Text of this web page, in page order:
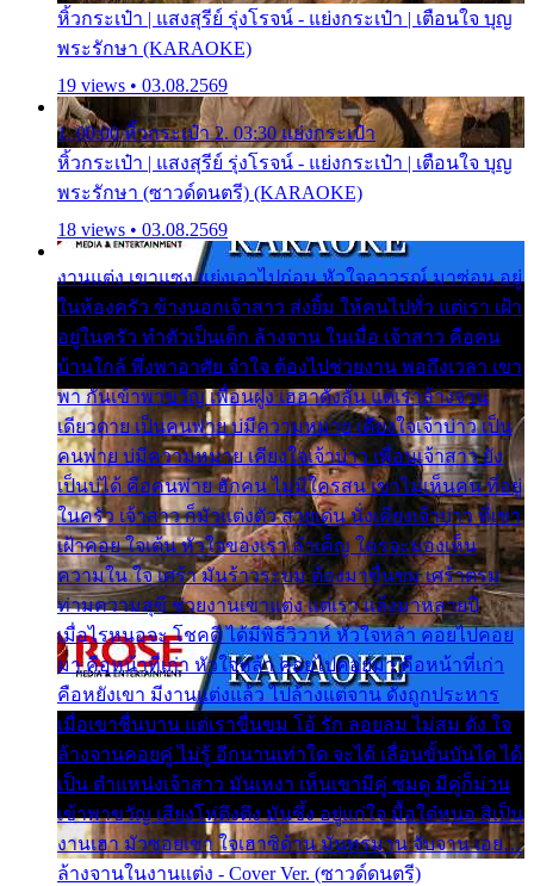
หิ้วกระเป๋า | แสงสุรีย์ รุ่งโรจน์ - แย่งกระเป๋า | เตือนใจ บุญ
พระรักษา (KARAOKE)
19 views • 03.08.2569
1. 00:00 หิ้วกระเป๋า 2. 03:30 แย่งกระเป๋า
หิ้วกระเป๋า | แสงสุรีย์ รุ่งโรจน์ - แย่งกระเป๋า | เตือนใจ บุญ
พระรักษา (ซาวด์ดนตรี) (KARAOKE)
18 views • 03.08.2569
งานแต่ง เขาแซง แย่งเอาไปก่อน หัวใจอาวรณ์ มาซ่อน อยู่
ในห้องครัว ข้างนอกเจ้าสาว ส่งยิ้ม ให้คนไปทั่ว แต่เรา เฝ้า
อยู่ในครัว ทำตัวเป็นเด็ก ล้างจาน ในเมื่อ เจ้าสาว คือคน
บ้านใกล้ พึ่งพาอาศัย จำใจ ต้องไปช่วยงาน พอถึงเวลา เขา
พา กันเข้าพาขวัญ เพื่อนฝูง เฮฮาดังลั่น แต่เราล้างจาน
เดียวดาย เป็นคนพ่าย บ่มีความหมาย เคียงใจเจ้าบ่าว เป็น
คนพ่าย บ่มีความหมาย เคียงใจเจ้าบ่าว เพื่อนเจ้าสาว ยัง
เป็นบ่ได้ คือคนพ่าย ฮักคน ไม่มีใครสน เขาไม่เห็นคน ที่อยู่
ในครัว เจ้าสาว ก็มัวแต่งตัว สวยเด่น นั่งเคียงเจ้าบ่าว ที่เขา
เฝ้าคอย ใจเต้น หัวใจของเรา ลำเค็ญ ใครจะมองเห็น
ความใน ใจ เศร้า มันร้าวระบม ต้องมาขื่นขม เศร้าตรม
ท่ามความสุขี ช่วยงานเขาแต่ง แต่เรา แล้งมาหลายปี
เมื่อไรหนอจะ โชคดี ได้มีพิธีวิวาห์ หัวใจหล้า คอยไปคอย
มา คือหน้าที่เก่า หัวใจหล้า คอยไปคอยมา คือหน้าที่เก่า
คือหยังเขา มีงานแต่งแล้ว ไปล้างแต่จาน ดั่งถูกประหาร
เมื่อเขาชื่นบาน แต่เราขื่นขม โอ้ รัก ลอยลม ไม่สม ดัง ใจ
ล้างจานคอยคู่ ไม่รู้ อีกนานเท่าใด จะได้ เลื่อนขั้นบันได ได้
เป็น ตำแหน่งเจ้าสาว มันเหงา เห็นเขามีคู่ ซมดู มีคู่ก็ม่วน
เข้าพาขวัญ เสียงโห่ตึงตึง มันซึ้ง อยู่แก่ใจ มื้อใด๋หนอ สิเป็น
งานเฮา มัวซอยเขา ใจเฮาซิด้าน มันทรมาน จับจาน เอย…
ล้างจานในงานแต่ง - Cover Ver. (ซาวด์ดนตรี)